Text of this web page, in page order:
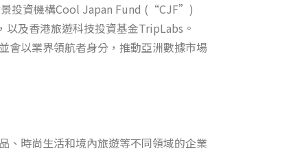
投資機構Cool Japan Fund (“CJF”)
及香港旅遊科技投資基金TripLabs。
會以業界領航者身分，推動亞洲數據市場
、時尚生活和境內旅遊等不同領域的企業